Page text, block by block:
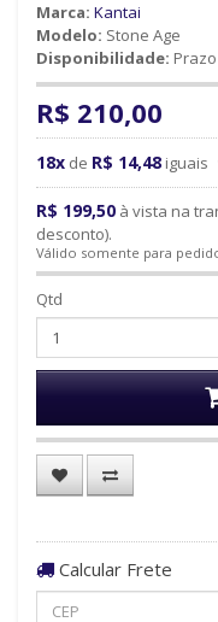
Marca: Kantai
Modelo: Stone Age
Disponibilidade:
R$ 210,00
18x de R$ 14,48 iguais
R$ 199,50 à vista na
desconto).
Válido somente para
Qtd
Calcular Frete